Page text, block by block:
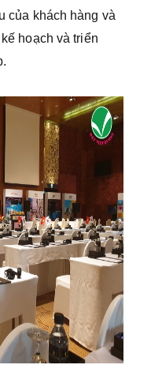
của khách hàng và
hoạch và triển